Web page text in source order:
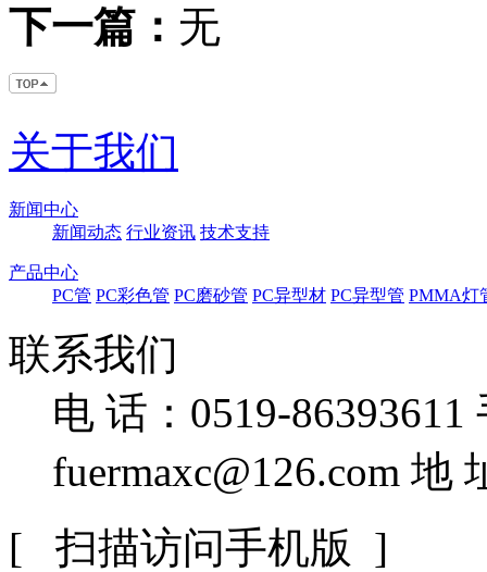
下一篇： 无
关于我们
新闻中心
新闻动态 行业资讯 技术支持
产品中心
PC管 PC彩色管 PC磨砂管 PC异型材 PC异型管 PMMA灯
联系我们
电 话：0519-86393611
fuermaxc@126.com 地
[ 扫描访问手机版 ]